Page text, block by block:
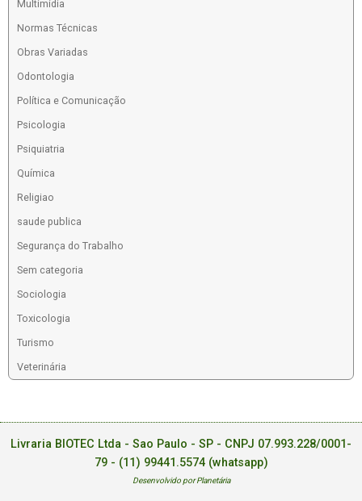
Multimídia
Normas Técnicas
Obras Variadas
Odontologia
Política e Comunicação
Psicologia
Psiquiatria
Química
Religiao
saude publica
Segurança do Trabalho
Sem categoria
Sociologia
Toxicologia
Turismo
Veterinária
Livraria BIOTEC Ltda - Sao Paulo - SP - CNPJ 07.993.228/0001-
79 - (11) 99441.5574 (whatsapp)
Desenvolvido por Planetária